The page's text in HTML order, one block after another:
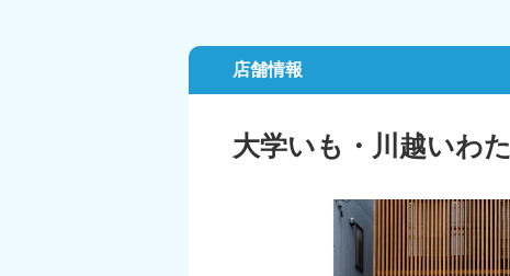
店舗情報
大学いも・川越いわた